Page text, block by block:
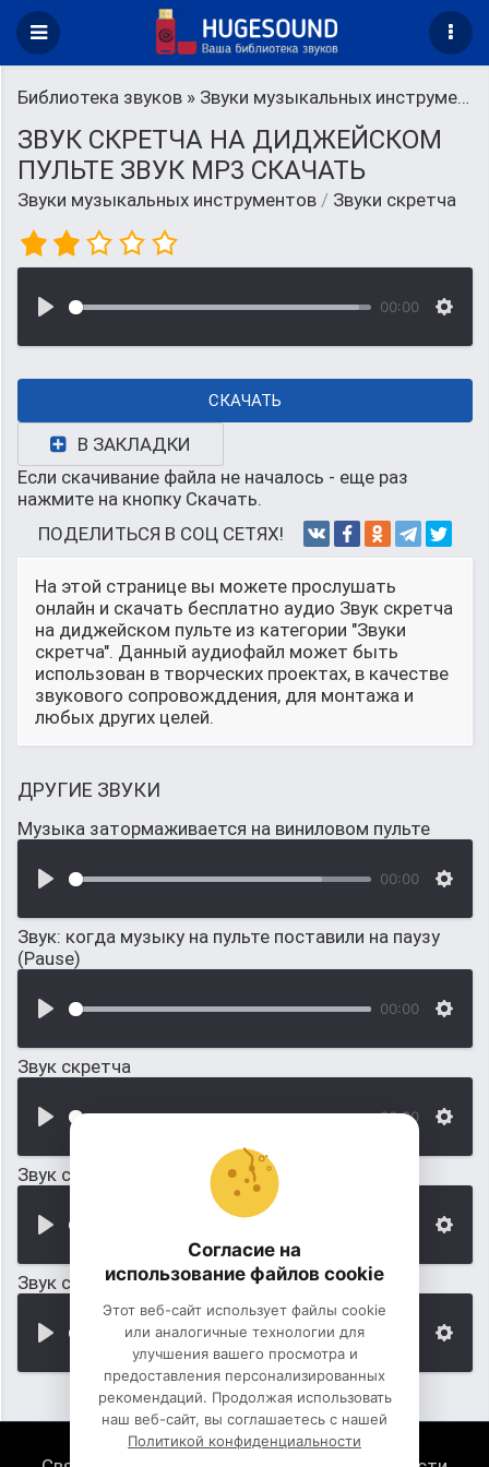
Библиотека звуков » Звуки музыкальных инструментов
ЗВУК СКРЕТЧА НА ДИДЖЕЙСКОМ
ПУЛЬТЕ ЗВУК MP3 СКАЧАТЬ
Звуки музыкальных инструментов / Звуки скретча
00:00
СКАЧАТЬ
В ЗАКЛАДКИ
Если скачивание файла не началось - еще раз
нажмите на кнопку Скачать.
ПОДЕЛИТЬСЯ В СОЦ СЕТЯХ!
На этой странице вы можете прослушать
онлайн и скачать бесплатно аудио Звук скретча
на диджейском пульте из категории "Звуки
скретча". Данный аудиофайл может быть
использован в творческих проектах, в качестве
звукового сопровожддения, для монтажа и
любых других целей.
ДРУГИЕ ЗВУКИ
Музыка затормаживается на виниловом пульте
00:00
Звук: когда музыку на пульте поставили на паузу
(Pause)
00:00
Звук скретча
00:00
Звук скретча с голосом
Звук скретча: Хей-йоу винил и хип-хоп
Согласие на
использование файлов cookie
Этот веб-сайт использует файлы cookie
или аналогичные технологии для
улучшения вашего просмотра и
предоставления персонализированных
рекомендаций. Продолжая использовать
наш веб-сайт, вы соглашаетесь с нашей
Политикой конфиденциальности